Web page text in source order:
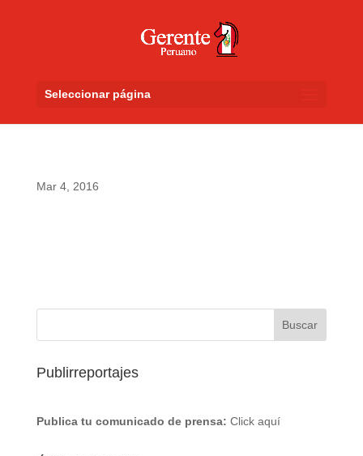
Seleccionar página
Mar 4, 2016
Publirreportajes
Publica tu comunicado de prensa: Click aquí